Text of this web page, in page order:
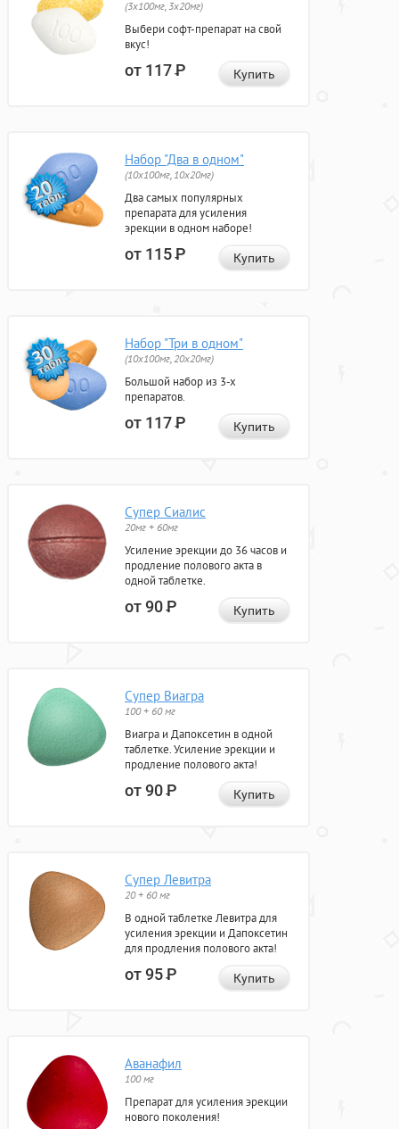
(3x100мг, 3x20мг)
Выбери софт-препарат на свой
вкус!
от 117Р Купить
Набор "Два в одном"
(10x100мг, 10x20мг)
Два самых популярных
препарата для усиления
эрекции в одном наборе!
от 115Р Купить
Набор "Три в одном"
(10x100мг, 20x20мг)
Большой набор из 3-х
препаратов.
от 117Р Купить
Супер Сиалис
20мг + 60мг
Усиление эрекции до 36 часов и
продление полового акта в
одной таблетке.
от 90Р Купить
Супер Виагра
100 + 60 мг
Виагра и Дапоксетин в одной
таблетке. Усиление эрекции и
продление полового акта!
от 90Р Купить
Супер Левитра
20 + 60 мг
В одной таблетке Левитра для
усиления эрекции и Дапоксетин
для продления полового акта!
от 95Р Купить
Аванафил
100 мг
Препарат для усиления эрекции
нового поколения!